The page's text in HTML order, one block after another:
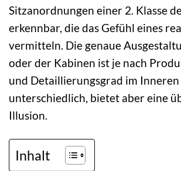
Sitzanordnungen einer 2. Klasse
erkennbar, die das Gefühl eines
vermitteln. Die genaue
oder der Kabinen ist je nach
und Detaillierungsgrad im Inneren
unterschiedlich, bietet aber eine
Illusion.
Inhalt